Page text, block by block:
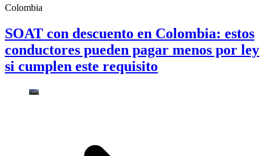
Colombia
SOAT con descuento en Colombia: estos
conductores pueden pagar menos por ley
si cumplen este requisito